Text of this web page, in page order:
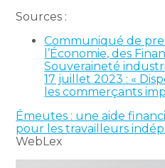
Sources :
Communiqué de
l’Économie, des
Souveraineté
17 juillet 2023 : «
les commerçants
Émeutes : une aide
pour les travailleurs
WebLex